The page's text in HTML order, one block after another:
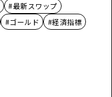
#最新スワップ
#ゴールド #経済指標